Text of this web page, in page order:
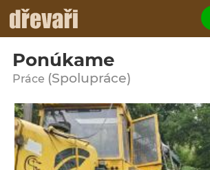
Ponúkame
Práce (Spolupráce)